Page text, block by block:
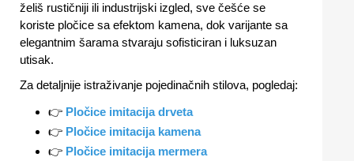
želiš rustičniji ili industrijski izgled, sve češće se
koriste pločice sa efektom kamena, dok varijante sa
elegantnim šarama stvaraju sofisticiran i luksuzan
utisak.
Za detaljnije istraživanje pojedinačnih stilova, pogledaj:
👉 Pločice imitacija drveta
👉 Pločice imitacija kamena
👉 Pločice imitacija mermera